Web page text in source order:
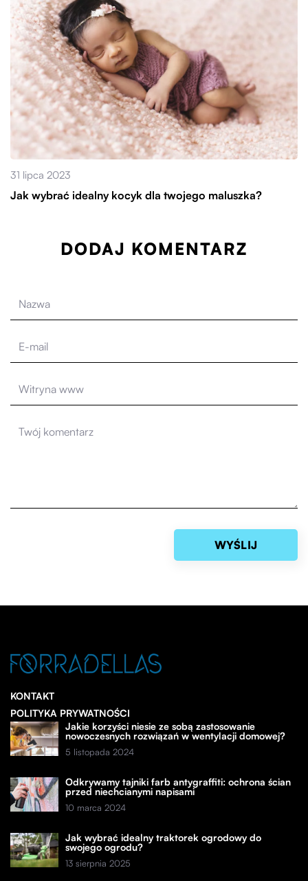
31 lipca 2023
Jak wybrać idealny kocyk dla twojego maluszka?
DODAJ KOMENTARZ
KONTAKT
POLITYKA PRYWATNOŚCI
Jakie korzyści niesie ze sobą zastosowanie
nowoczesnych rozwiązań w wentylacji domowej?
5 listopada 2024
Odkrywamy tajniki farb antygraffiti: ochrona ścian
przed niechcianymi napisami
10 marca 2024
Jak wybrać idealny traktorek ogrodowy do
swojego ogrodu?
13 sierpnia 2025